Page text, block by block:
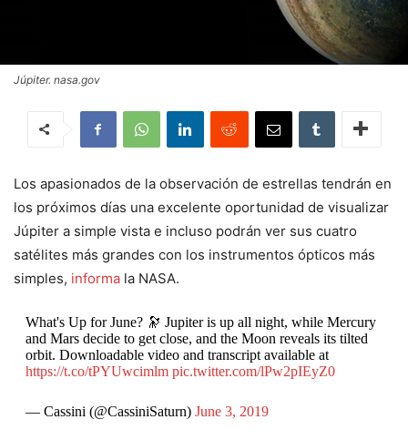
Júpiter. nasa.gov
Los apasionados de la observación de estrellas tendrán en
los próximos días una excelente oportunidad de visualizar
Júpiter a simple vista e incluso podrán ver sus cuatro
satélites más grandes con los instrumentos ópticos más
simples, informa la NASA.
What's Up for June? 🔭 Jupiter is up all night, while Mercury
and Mars decide to get close, and the Moon reveals its tilted
orbit. Downloadable video and transcript available at
https://t.co/tPYUwcimlm pic.twitter.com/lPw2pIEyZ0
— Cassini (@CassiniSaturn) June 3, 2019